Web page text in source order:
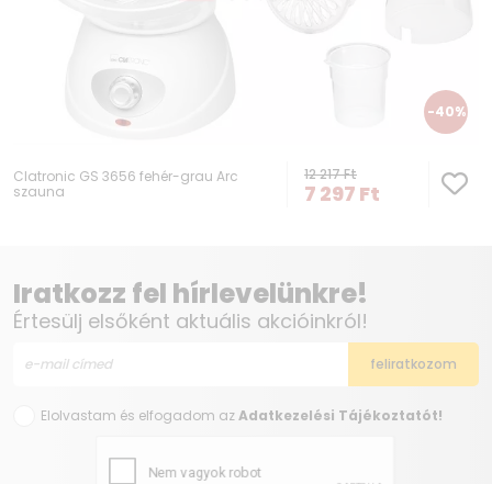
-40%
Clatronic GS 3656 fehér-grau Arc
szauna
12 217Ft
7 297 Ft
Iratkozz fel hírlevelünkre!
Értesülj elsőként aktuális akcióinkról!
Elolvastam és elfogadom azAdatkezelési Tájékoztatót!